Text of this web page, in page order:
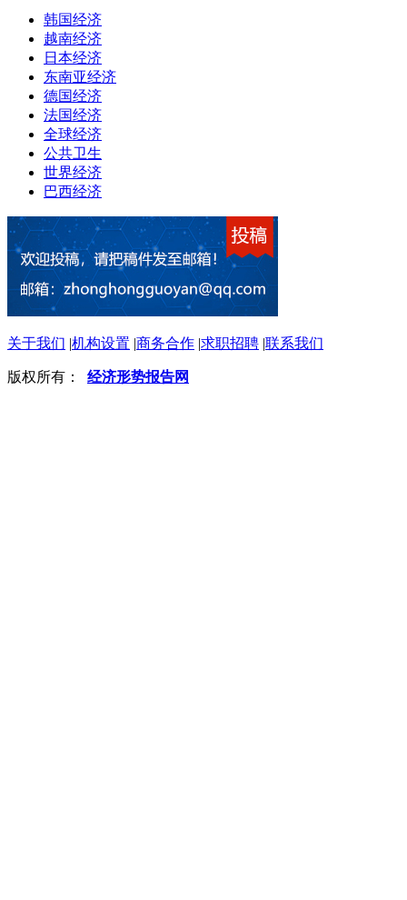
韩国经济
越南经济
日本经济
东南亚经济
德国经济
法国经济
全球经济
公共卫生
世界经济
巴西经济
关于我们 |机构设置 |商务合作 |求职招聘 |联系我们
版权所有： 经济形势报告网